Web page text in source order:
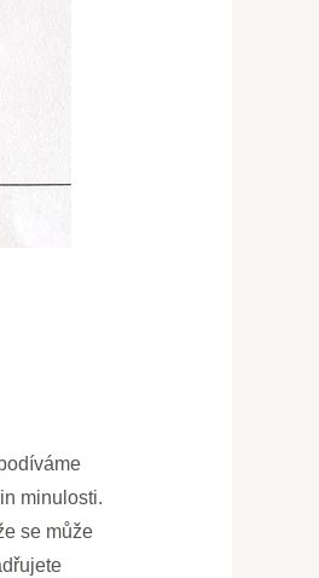
minulosti.
se může